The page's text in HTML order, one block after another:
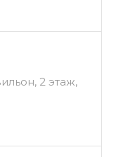
2 этаж,